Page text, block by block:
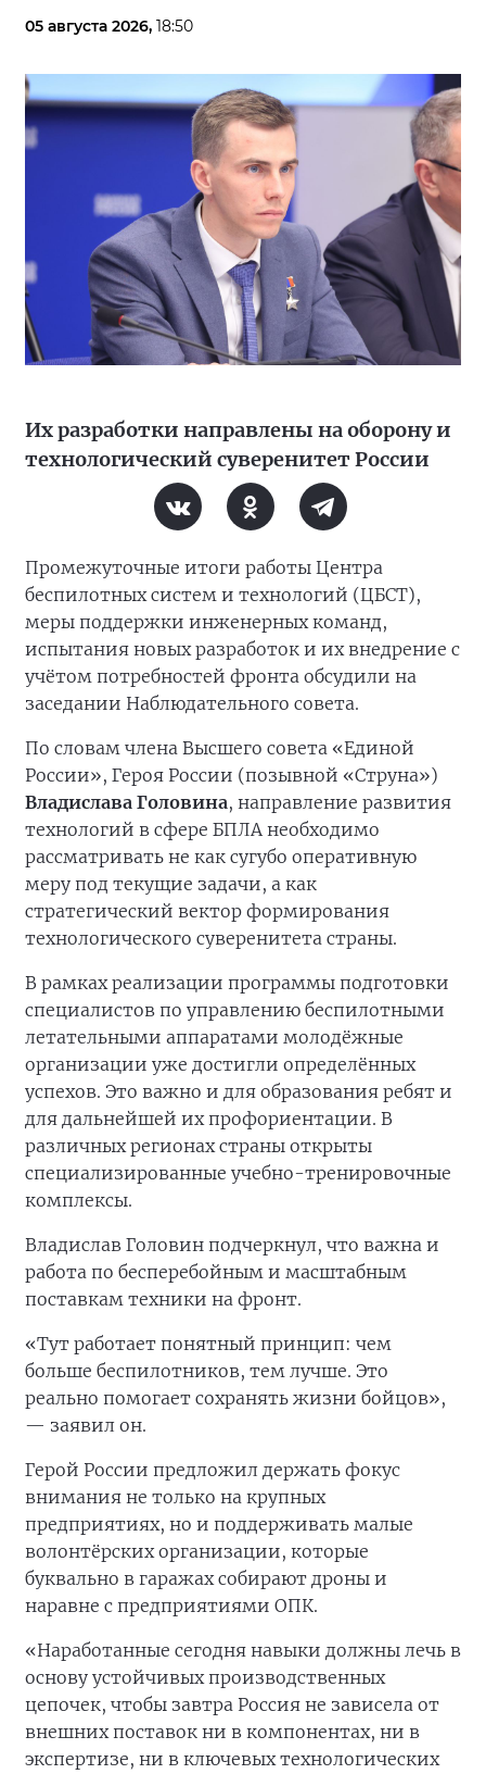
05 августа 2026, 18:50
Их разработки направлены на оборону и
технологический суверенитет России
Промежуточные итоги работы Центра
беспилотных систем и технологий (ЦБСТ),
меры поддержки инженерных команд,
испытания новых разработок и их внедрение с
учётом потребностей фронта обсудили на
заседании Наблюдательного совета.
По словам члена Высшего совета «Единой
России», Героя России (позывной «Струна»)
Владислава Головина, направление развития
технологий в сфере БПЛА необходимо
рассматривать не как сугубо оперативную
меру под текущие задачи, а как
стратегический вектор формирования
технологического суверенитета страны.
В рамках реализации программы подготовки
специалистов по управлению беспилотными
летательными аппаратами молодёжные
организации уже достигли определённых
успехов. Это важно и для образования ребят и
для дальнейшей их профориентации. В
различных регионах страны открыты
специализированные учебно-тренировочные
комплексы.
Владислав Головин подчеркнул, что важна и
работа по бесперебойным и масштабным
поставкам техники на фронт.
«Тут работает понятный принцип: чем
больше беспилотников, тем лучше. Это
реально помогает сохранять жизни бойцов»,
— заявил он.
Герой России предложил держать фокус
внимания не только на крупных
предприятиях, но и поддерживать малые
волонтёрских организации, которые
буквально в гаражах собирают дроны и
наравне с предприятиями ОПК.
«Наработанные сегодня навыки должны лечь в
основу устойчивых производственных
цепочек, чтобы завтра Россия не зависела от
внешних поставок ни в компонентах, ни в
экспертизе, ни в ключевых технологических